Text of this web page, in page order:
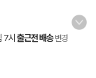
7시 출근전 배송 변경